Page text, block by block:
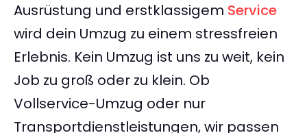
Ausrüstung und erstklassigem Service
wird dein Umzug zu einem stressfreien
Erlebnis. Kein Umzug ist uns zu weit, kein
Job zu groß oder zu klein. Ob
Vollservice-Umzug oder nur
Transportdienstleistungen, wir passen